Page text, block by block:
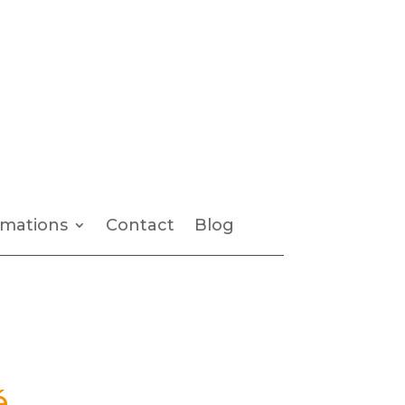
Contact Blog